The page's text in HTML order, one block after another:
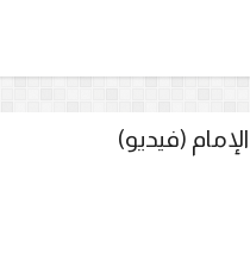
(فيديو)